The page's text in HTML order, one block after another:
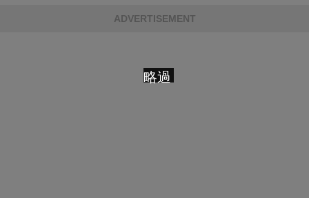
ADVERTISEMENT
略過